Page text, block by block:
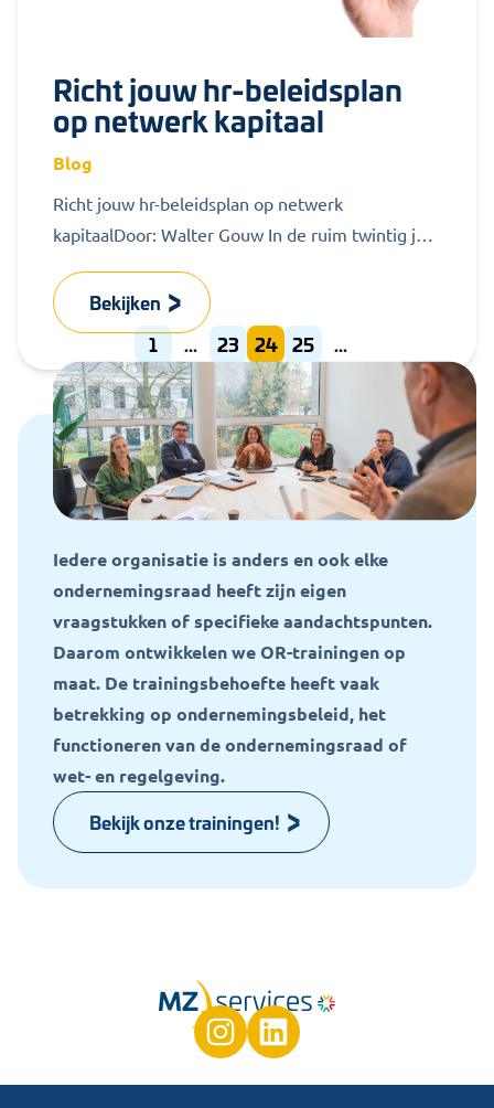
Richt jouw hr-beleidsplan
op netwerk kapitaal
Blog
Richt jouw hr-beleidsplan op netwerk
kapitaalDoor: Walter Gouw In de ruim twintig jaar
organisaties...
Bekijken
1
... 23 24 25 ...
Iedere organisatie is anders en ook elke
ondernemingsraad heeft zijn eigen
vraagstukken of specifieke aandachtspunten.
Daarom ontwikkelen we OR-trainingen op
maat. De trainingsbehoefte heeft vaak
betrekking op ondernemingsbeleid, het
functioneren van de ondernemingsraad of
wet- en regelgeving.
Bekijk onze trainingen!